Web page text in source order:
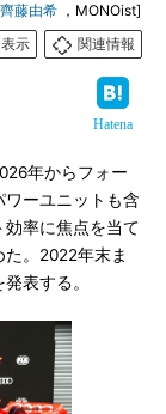
齊藤由希 ，MONOist]
示
関連情報
Hatena
年からフォー
ワーユニットも含
率に焦点を当て
。2022年末ま
表する。